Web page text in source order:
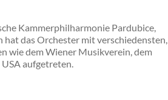
Kammerphilharmonie Pardubice,
hat das Orchester mit verschiedensten,
wie dem Wiener Musikverein, dem
USA aufgetreten.